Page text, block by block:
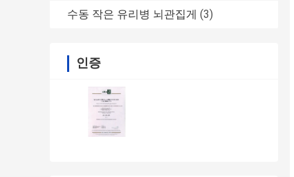
수동 작은 유리병 뇌관집게 (3)
인증